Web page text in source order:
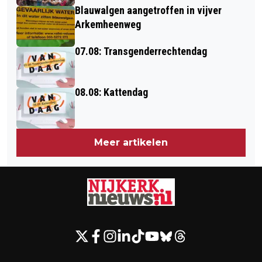
Blauwalgen aangetroffen in vijver
Arkemheenweg
07.08: Transgenderrechtendag
08.08: Kattendag
Meer artikelen